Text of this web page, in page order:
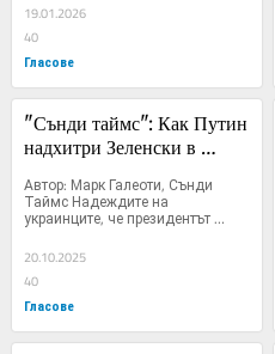
19.01.2026
40
Гласове
"Сънди таймс": Как Путин
надхитри Зеленски в
Автор: Марк Галеоти, Сънди
Таймс Надеждите на
украинците, че президентът
Тръмп...
20.10.2025
40
Гласове